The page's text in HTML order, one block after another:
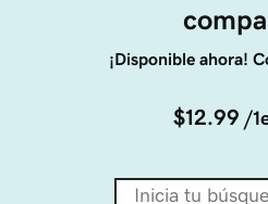
¡Disponible ahora!
$12.99 /